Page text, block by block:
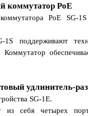
коммутатор PoE
PoE SG-
1S поддерживают
Коммутатор
удлинитель-
SG-1E.
из себя четырех